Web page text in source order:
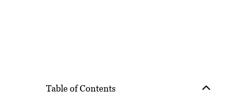
Table of Contents